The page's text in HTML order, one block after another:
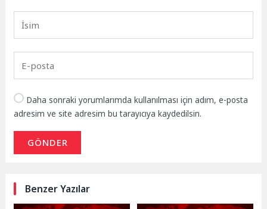
Daha sonraki yorumlarımda kullanılması için adım, e-posta
adresim ve site adresim bu tarayıcıya kaydedilsin.
GÖNDER
Benzer Yazılar